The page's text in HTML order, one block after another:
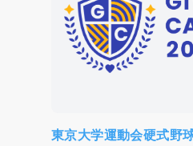
東京大学運動会硬式野